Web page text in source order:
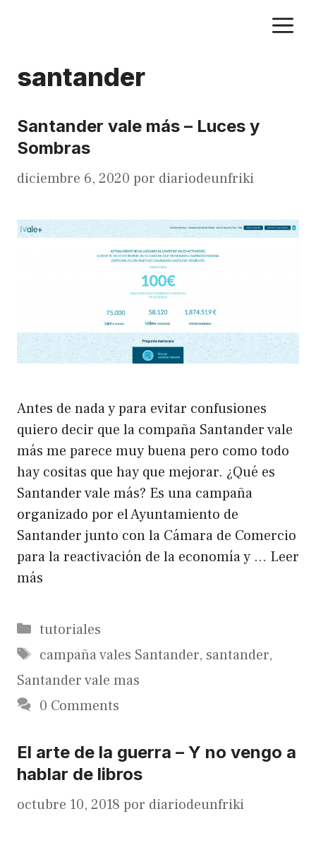
santander
Santander vale más – Luces y
Sombras
diciembre 6, 2020 por diariodeunfriki
Antes de nada y para evitar confusiones
quiero decir que la compaña Santander vale
más me parece muy buena pero como todo
hay cositas que hay que mejorar. ¿Qué es
Santander vale más? Es una campaña
organizado por el Ayuntamiento de
Santander junto con la Cámara de Comercio
para la reactivación de la economía y … Leer
más
Categorías
tutoriales
Etiquetas
campaña vales Santander, santander,
Santander vale mas
0 Comments
El arte de la guerra – Y no vengo a
hablar de libros
octubre 10, 2018 por diariodeunfriki